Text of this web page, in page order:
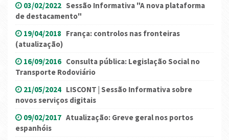
03/02/2022 Sessão Informativa "A nova plataforma
de destacamento"
19/04/2018 França: controlos nas fronteiras
(atualização)
16/09/2016 Consulta pública: Legislação Social no
Transporte Rodoviário
21/05/2024 LISCONT | Sessão Informativa sobre
novos serviços digitais
09/02/2017 Atualização: Greve geral nos portos
espanhóis